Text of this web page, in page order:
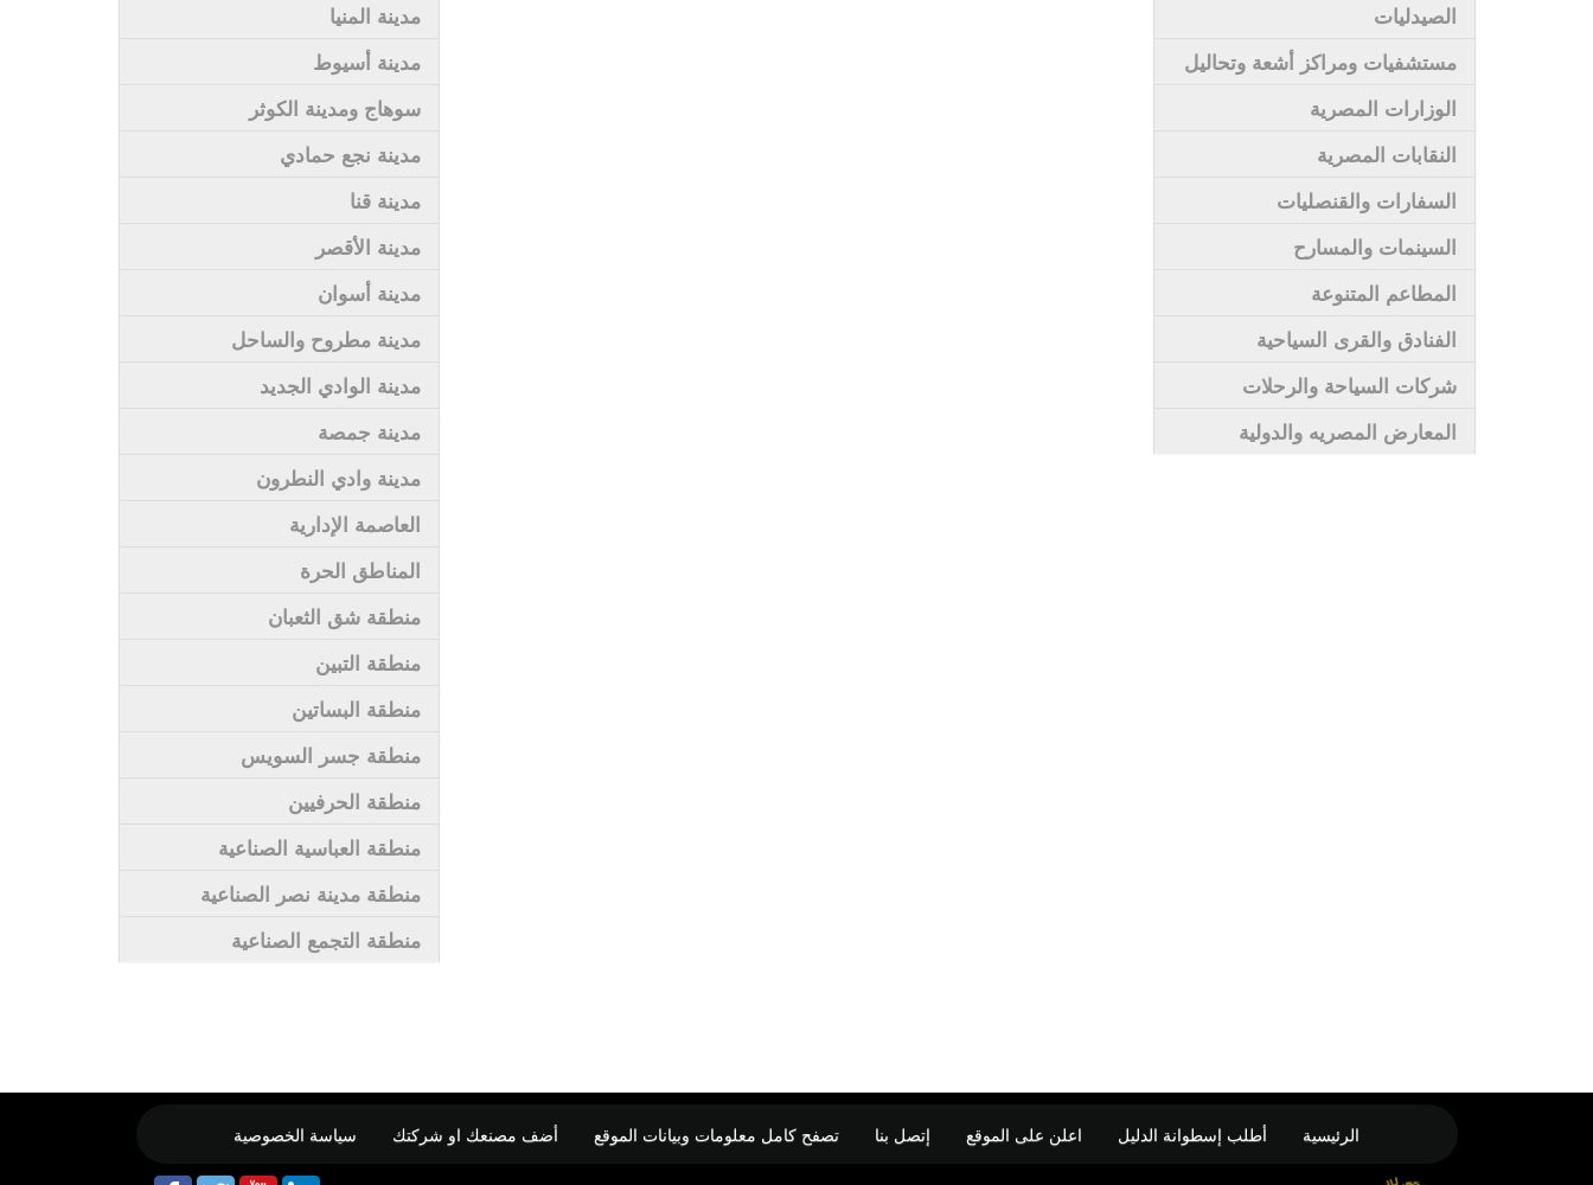
الصيدليات
مستشفيات ومراكز أشعة وتحاليل
الوزارات المصرية
النقابات المصرية
السفارات والقنصليات
السينمات والمسارح
المطاعم المتنوعة
الفنادق والقرى السياحية
شركات السياحة والرحلات
المعارض المصريه والدولية
مدينة المنيا
مدينة أسيوط
سوهاج ومدينة الكوثر
مدينة نجع حمادي
مدينة قنا
مدينة الأقصر
مدينة أسوان
مدينة مطروح والساحل
مدينة الوادي الجديد
مدينة جمصة
مدينة وادي النطرون
العاصمة الإدارية
المناطق الحرة
منطقة شق الثعبان
منطقة التبين
منطقة البساتين
منطقة جسر السويس
منطقة الحرفيين
منطقة العباسية الصناعية
منطقة مدينة نصر الصناعية
منطقة التجمع الصناعية
الرئيسية أطلب إسطوانة الدليل اعلن على الموقع إتصل بنا تصفح كامل معلومات وبيانات الموقع أضف مصنعك او شركتك سياسة الخصوصية